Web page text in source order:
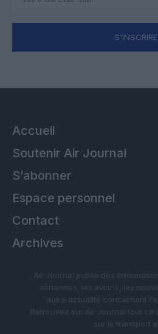
S'INSCRIRE
Accueil
Soutenir Air Journal
S’abonner
Espace personnel
Contact
Archives